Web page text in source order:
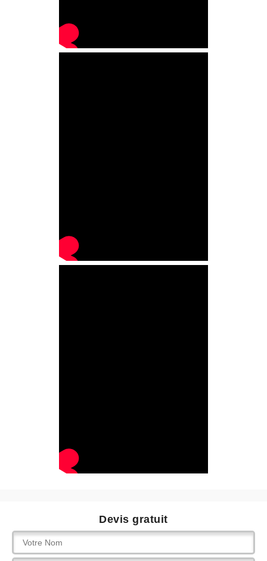
Devis gratuit